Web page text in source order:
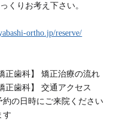
くりお考え下さい。
ortho.jp/reserve/
正歯科】 矯正治療の流れ
正歯科】 交通アクセス
の日時にご来院ください
す